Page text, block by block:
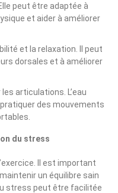
peut être adaptée à
et aider à améliorer
et la relaxation. Il peut
dorsales et à améliorer
articulations. L’eau
des mouvements
du stress
Il est important
un équilibre sain
stress peut être facilitée